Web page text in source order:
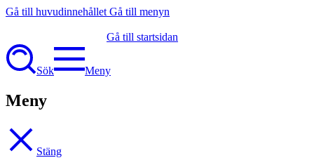
Gå till huvudinnehållet Gå till menyn
Gå till startsidan
Sök Meny
Meny
Stäng